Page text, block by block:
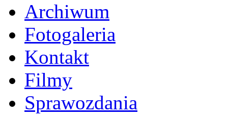
Archiwum
Fotogaleria
Kontakt
Filmy
Sprawozdania